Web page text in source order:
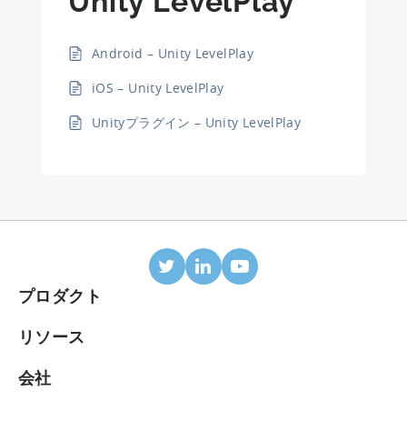
Android – Unity LevelPlay
iOS – Unity LevelPlay
Unityプラグイン – Unity LevelPlay
プロダクト
モバイルアトリビューション
連携パートナー
リソース
ブログ
会社